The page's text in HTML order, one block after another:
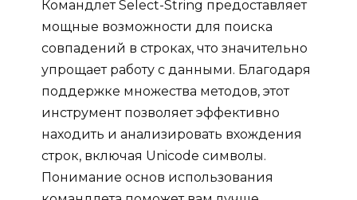
Командлет Select-String предоставляет
мощные возможности для поиска
совпадений в строках, что значительно
упрощает работу с данными. Благодаря
поддержке множества методов, этот
инструмент позволяет эффективно
находить и анализировать вхождения
строк, включая Unicode символы.
Понимание основ использования